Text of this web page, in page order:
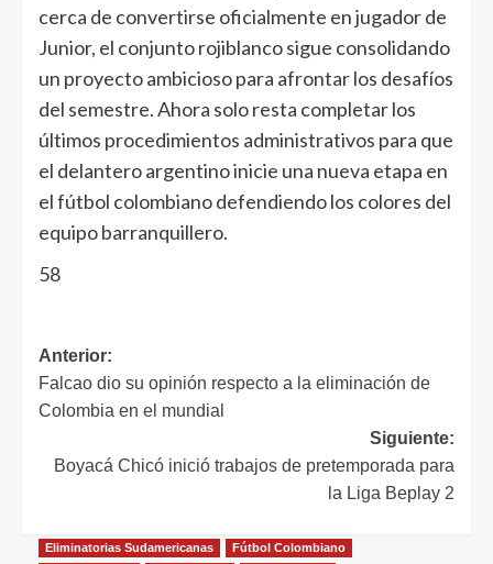
cerca de convertirse oficialmente en jugador de
Junior, el conjunto rojiblanco sigue consolidando
un proyecto ambicioso para afrontar los desafíos
del semestre. Ahora solo resta completar los
últimos procedimientos administrativos para que
el delantero argentino inicie una nueva etapa en
el fútbol colombiano defendiendo los colores del
equipo barranquillero.
58
Anterior:
Falcao dio su opinión respecto a la eliminación de
Colombia en el mundial
Siguiente:
Boyacá Chicó inició trabajos de pretemporada para
la Liga Beplay 2
Eliminatorias Sudamericanas
Fútbol Colombiano